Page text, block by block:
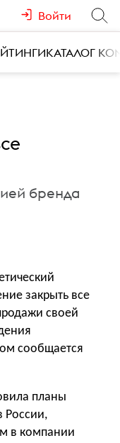
Войти
КАТАЛОГ
бренда
закрыть все
своей
сообщается
планы
России,
в компании